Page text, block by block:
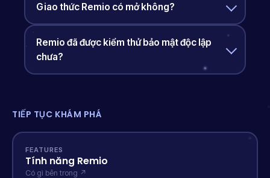
Giao thức Remio có mở không?
Remio đã được kiểm thử bảo mật độc lập
chưa?
TIẾP TỤC KHÁM PHÁ
FEATURES
Tính năng Remio
Có gì bên trong ↗